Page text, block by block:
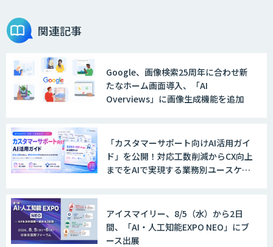
関連記事
Google、画像検索25周年に合わせ新
たなホーム画面導入、「AI
Overviews」に画像生成機能を追加
「カスタマーサポート向けAI活用ガイ
ド」を公開！対応工数削減からCX向上
までをAIで実現する業務別ユースケー
アイスマイリー、8/5（水）から2日
間、「AI・人工知能EXPO NEO」にブ
ース出展